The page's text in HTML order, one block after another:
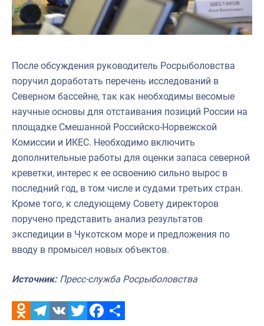
После обсуждения руководитель Росрыболовства
поручил доработать перечень исследований в
Северном бассейне, так как необходимы весомые
научные основы для отстаивания позиций России на
площадке Смешанной Российско-Норвежской
Комиссии и ИКЕС. Необходимо включить
дополнительные работы для оценки запаса северной
креветки, интерес к ее освоению сильно вырос в
последний год, в том числе и судами третьих стран.
Кроме того, к следующему Совету директоров
поручено представить анализ результатов
экспедиции в Чукотском море и предложения по
вводу в промысел новых объектов.
Источник:Пресс-служба Росрыболовства